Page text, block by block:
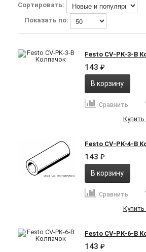
Сортировать:
Показать по:
Festo CV-PK-3-B
143₽
В корзину
Сравнить
Festo CV-PK-4-B
143₽
В корзину
Сравнить
Festo CV-PK-6-B
143₽